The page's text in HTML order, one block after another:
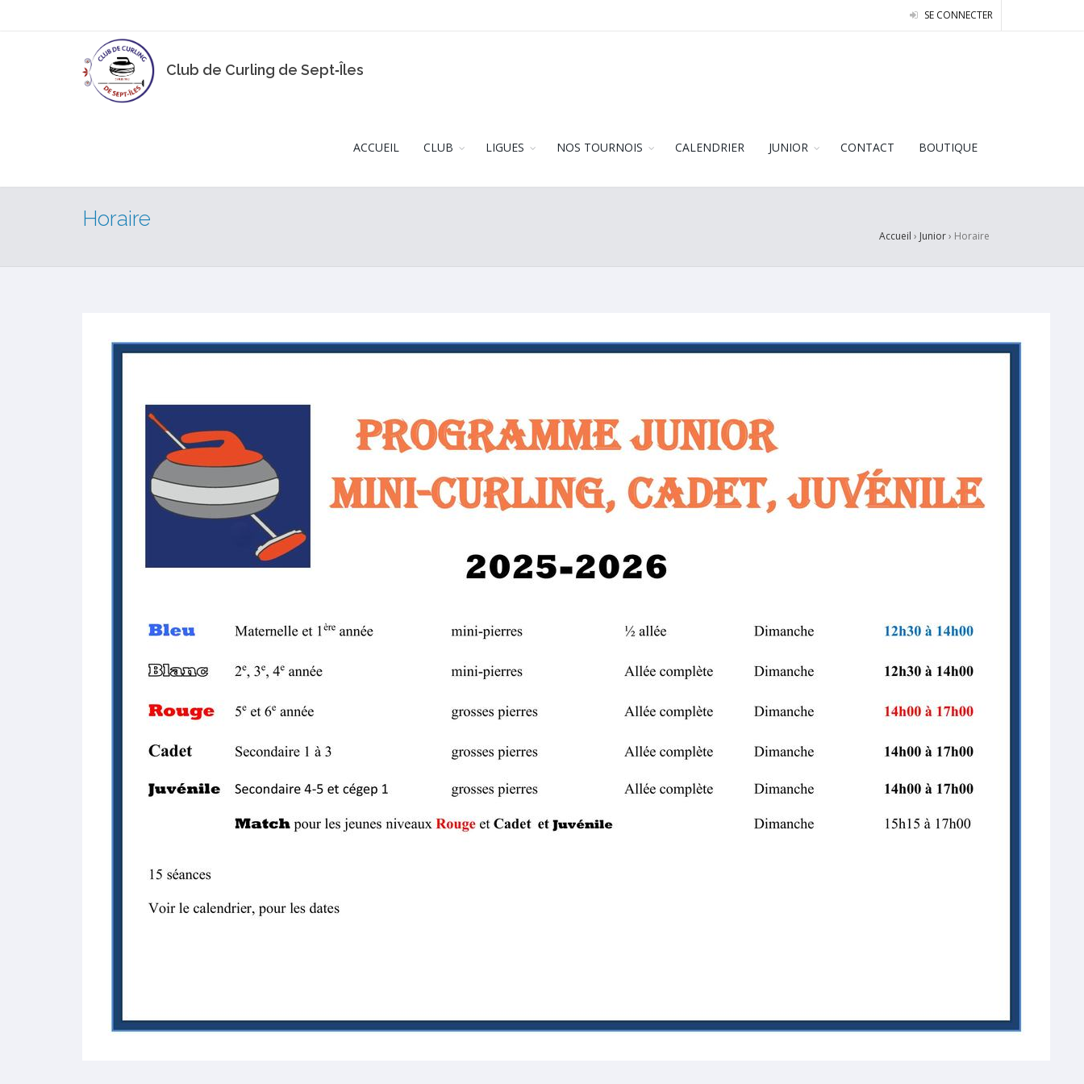
SE CONNECTER
Club de Curling de Sept‑Îles
ACCUEIL CLUB LIGUES NOS TOURNOIS CALENDRIER JUNIOR CONTACT BOUTIQUE
Horaire
Accueil › Junior› Horaire